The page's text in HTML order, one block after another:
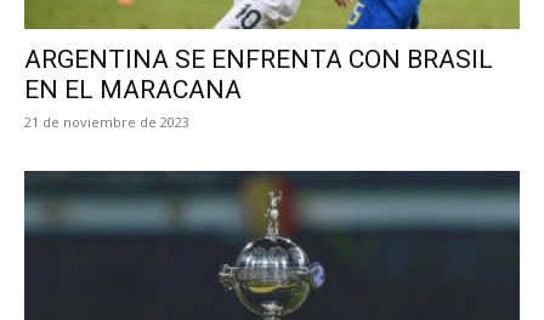
ARGENTINA SE ENFRENTA CON BRASIL
EN EL MARACANA
21 de noviembre de 2023